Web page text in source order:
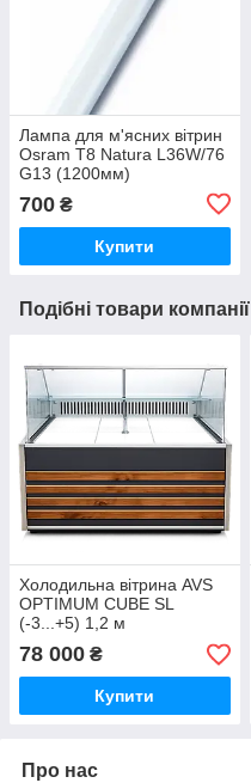
Лампа для м'ясних вітрин
Osram T8 Natura L36W/76
G13 (1200мм)
700 ₴
Купити
Подібні товари компанії
Холодильна вітрина AVS
OPTIMUM CUBE SL
(-3...+5) 1,2 м
78 000 ₴
Купити
Про нас